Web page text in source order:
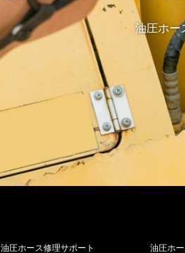
油圧ホー
油圧ホース修理サポート 油圧ホ